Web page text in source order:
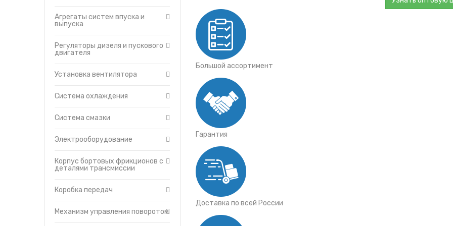
О компании
Доставка
Контакты
Электрооборудование
Корпус бортовых фрикционов с
деталями трансмиссии
Механизм управления поворотом
Механизм управления муфтой
сцепления
Главная передача с бортовыми
фрикционами
Механизм управления
трансмиссией
Редукторы бортовые
Балка, рессора, прицепное
устройство маятникого типа
Тележки гусениц
Платформа и площадка
Гидравлическая система
Агрегаты систем впуска и
выпуска
Регуляторы дизеля и пускового
двигателя
Установка вентилятора
Система охлаждения
Система смазки
Электрооборудование
Корпус бортовых фрикционов с
деталями трансмиссии
Коробка передач
Механизм управления поворотом
Большой ассортимент
Гарантия
Доставка по всей России